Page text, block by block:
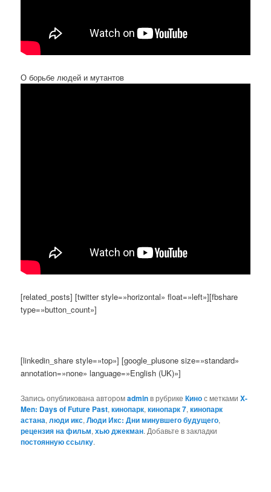
О борьбе людей и мутантов
[related_posts] [twitter style=»horizontal» float=»left»][fbshare
type=»button_count»]
[linkedin_share style=»top»] [google_plusone size=»standard»
annotation=»none» language=»English (UK)»]
Запись опубликована авторомadminв рубрикеКинос меткамиX-
Men: Days of Future Past,кинопарк,кинопарк 7,кинопарк
астана,люди икс,Люди Икс: Дни минувшего будущего,
рецензия на фильм,хью джекман. Добавьте в закладки
постоянную ссылку.